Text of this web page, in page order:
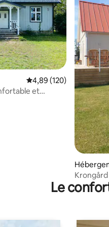
Évaluation moyenne
4,89 (120)
et
Krongård
Le